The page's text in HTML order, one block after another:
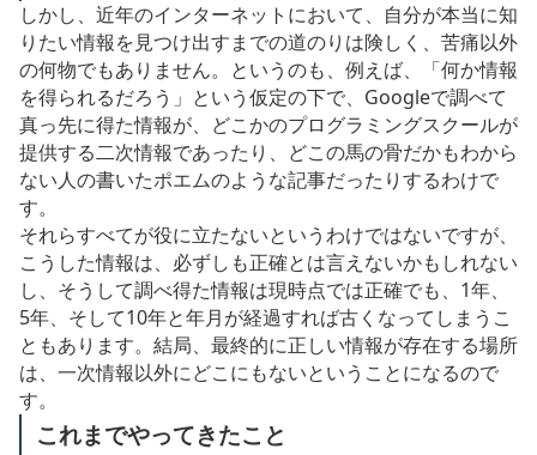
しかし、近年のインターネットにおいて、自分が本当に知
りたい情報を見つけ出すまでの道のりは険しく、苦痛以外
の何物でもありません。というのも、例えば、「何か情報
を得られるだろう」という仮定の下で、Googleで調べて
真っ先に得た情報が、どこかのプログラミングスクールが
提供する二次情報であったり、どこの馬の骨だかもわから
ない人の書いたポエムのような記事だったりするわけで
す。
それらすべてが役に立たないというわけではないですが、
こうした情報は、必ずしも正確とは言えないかもしれない
し、そうして調べ得た情報は現時点では正確でも、1年、
5年、そして10年と年月が経過すれば古くなってしまうこ
ともあります。結局、最終的に正しい情報が存在する場所
は、一次情報以外にどこにもないということになるので
す。
これまでやってきたこと